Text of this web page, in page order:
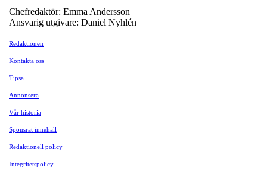
Chefredaktör: Emma Andersson
Ansvarig utgivare: Daniel Nyhlén
Redaktionen
Kontakta oss
Tipsa
Annonsera
Vår historia
Sponsrat innehåll
Redaktionell policy
Integritetspolicy